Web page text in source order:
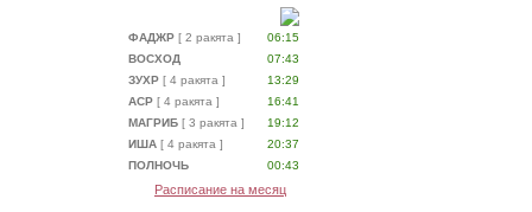
ФАДЖР [ 2 ракята ]
06:15
ВОСХОД
07:43
ЗУХР [ 4 ракята ]
13:29
АСР [ 4 ракята ]
16:41
МАГРИБ [ 3 ракята ]
19:12
ИША [ 4 ракята ]
20:37
ПОЛНОЧЬ
00:43
Расписание на месяц